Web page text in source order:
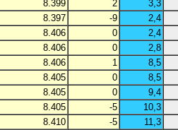
8.399 2
3,3
8.397 -9
2,4
8.406 0
2,4
8.406 0
2,8
8.406 1
8,5
8.405 0
8,5
8.405 0
9,4
8.405 -5
10,3
8.410 -5
11,3